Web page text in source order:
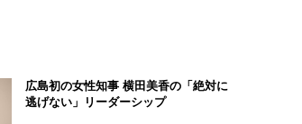
広島初の女性知事 横田美香の「絶対に
逃げない」リーダーシップ